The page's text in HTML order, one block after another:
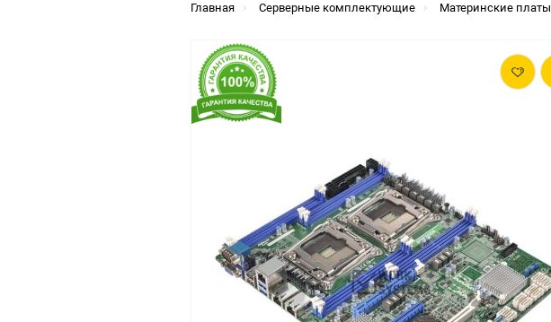
Главная Серверные комплектующие Материнские платы